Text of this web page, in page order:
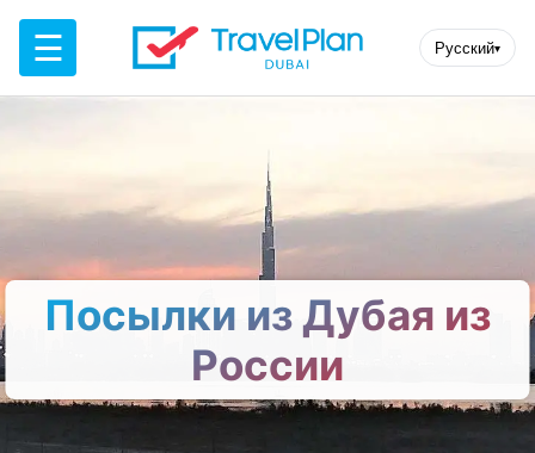
☰ Русский▾
Посылки из Дубая из
России